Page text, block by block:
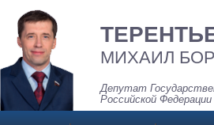
МИХАИЛ
Депутат
Российской